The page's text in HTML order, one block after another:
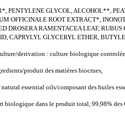
PENTYLENE GLYCOL, ALCOHOL**,
OFFICINALE ROOT EXTRACT*,
DROSERA RAMENTACEA LEAF,
CAPRYLYL GLYCERYL ETHER,
derivation : culture biologique controlée,
produit des matières biocrues,
essential oils/composant des huiles
dans le produit total, 99,98%